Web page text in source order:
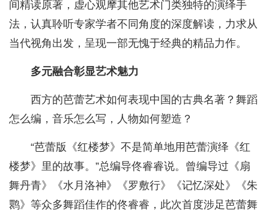
间精读原著，虚心观摩其他艺术门类独特的演绎手
法，认真聆听专家学者不同角度的深度解读，力求从
当代视角出发，呈现一部无愧于经典的精品力作。
多元融合彰显艺术魅力
西方的芭蕾艺术如何表现中国的古典名著？舞蹈
怎么编，音乐怎么写，人物如何塑造？
“芭蕾版《红楼梦》不是简单地用芭蕾演绎《红
楼梦》里的故事。”总编导佟睿睿说。曾编导过《扇
舞丹青》《水月洛神》《罗敷行》《记忆深处》《朱
鹮》等众多舞蹈佳作的佟睿睿，此次首度涉足芭蕾舞